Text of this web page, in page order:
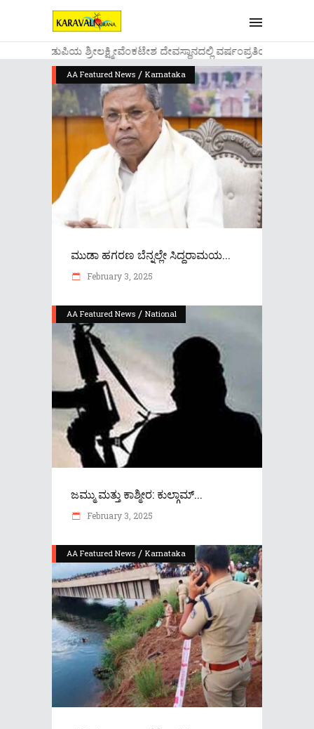
....ಉಡುಪಿಯ ಶ್ರೀಲಕ್ಷ್ಮೀವೆ೦ಕಟೇಶ ದೇವಸ್ಥಾನದಲ್ಲಿ ವರ್ಷ೦ಪ್ರತಿಯ
AA Featured News / Karnataka
ಮುಡಾ ಹಗರಣ ಬೆನ್ನಲ್ಲೇ ಸಿದ್ದರಾಮಯ...
February 3, 2025
AA Featured News / National
ಜಮ್ಮು ಮತ್ತು ಕಾಶ್ಮೀರ: ಕುಲ್ಗಾಮ್...
February 3, 2025
AA Featured News / Karnataka